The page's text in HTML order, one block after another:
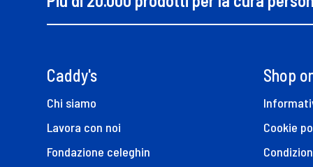
Caddy's
Chi siamo
Lavora con noi
Fondazione celeghin
Shop
Cookie